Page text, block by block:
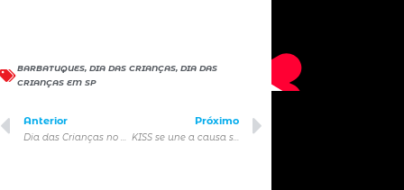
BARBATUQUES, DIA DAS CRIANÇAS, DIA DAS
CRIANÇAS EM SP
Anterior Próximo
KISS se une a causa solidária no RS em leilão de itens exclusivos